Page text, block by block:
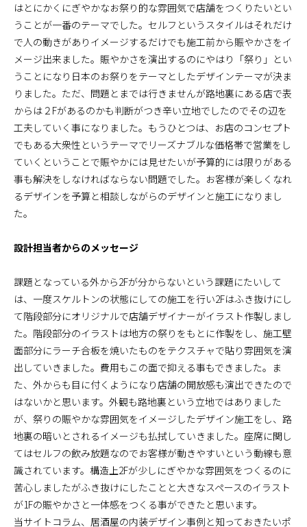
はとにかくにぎやかなお祭り的な雰囲気で店舗をつくりたいとい
うことが一番のテーマでした。セルフというスタイルはそれだけ
で人の動きがありイメージするだけでも施工前から賑やかさをイ
メージ出来ました。賑やかさを演出するのにやはり「祭り」とい
うことになり日本のお祭りをテーマとしたデザインテーマが決ま
りました。ただ、問題とまでは行きませんが路地裏にある店で表
からは２Fがあるのかも判断がつき辛い立地でしたのでその辺を
工夫していく事になりました。もうひとつは、お店のコンセプト
でもある大衆性というテーマでリーズナブルな価格帯で営業をし
ていくということで賑やかには見せたいが予算的には限りがある
事も解決をしなければならない問題でした。お客様が楽しくなれ
るデザインを予算と相談しながらのデザインと施工になりまし
た。
設計担当者からのメッセージ
課題となっている外から2Fが分からないという課題にたいして
は、一度スケルトンの状態にしての施工を行い2Fはふき抜けにし
て階段部分にオリジナルで店舗デザイナーがイラスト作製しまし
た。階段部分のイラストは地方の祭りをもとに作製をし、施工壁
面部分にラーチ合板を焼いたものをテクスチャで貼り雰囲気を演
出していきました。費用もこの面で抑える事もできました。ま
た、外からも目に付くようになり店舗の開放感も演出できたので
はないかと思います。外観も路地裏という立地ではありました
が、祭りの賑やかな雰囲気をイメージしたデザイン施工をし、路
地裏の暗いとされるイメージも払拭していきました。座席に関し
てはセルフの飲み放題なのでお客様が動きやすいという動線も意
識されています。構造上2Fが少しにぎやかな雰囲気をつくるのに
苦心しましたがふき抜けにしたことと大きなスペースのイラスト
が1Fの賑やかさと一体感をつくる事ができたと思います。
当サイトコラム、居酒屋の内装デザイン事例と知っておきたいポ